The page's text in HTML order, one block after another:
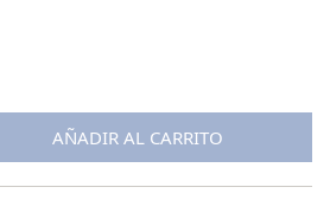
AÑADIR AL CARRITO